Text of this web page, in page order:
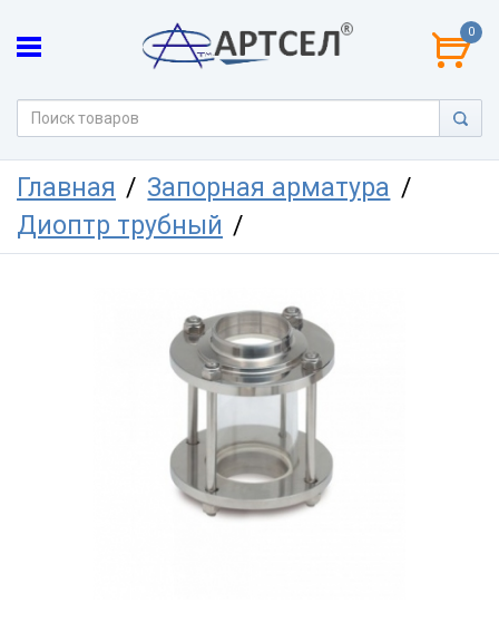
0
Главная
Запорная арматура
Диоптр трубный